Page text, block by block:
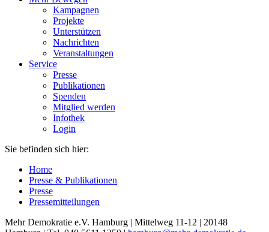
Kampagnen
Projekte
Unterstützen
Nachrichten
Veranstaltungen
Service
Presse
Publikationen
Spenden
Mitglied werden
Infothek
Login
Sie befinden sich hier:
Home
Presse & Publikationen
Presse
Pressemitteilungen
Mehr Demokratie e.V. Hamburg | Mittelweg 11-12 | 20148